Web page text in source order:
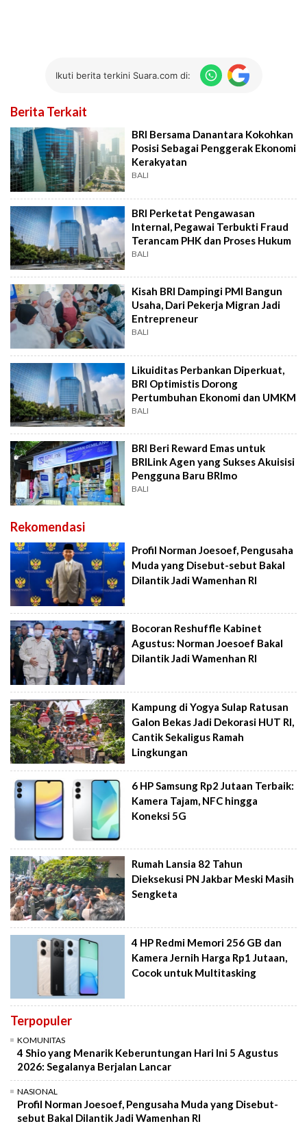
Ikuti berita terkini Suara.com di:
Berita Terkait
BRI Bersama Danantara Kokohkan
Posisi Sebagai Penggerak Ekonomi
Kerakyatan
BALI
BRI Perketat Pengawasan
Internal, Pegawai Terbukti Fraud
Terancam PHK dan Proses Hukum
BALI
Kisah BRI Dampingi PMI Bangun
Usaha, Dari Pekerja Migran Jadi
Entrepreneur
BALI
Likuiditas Perbankan Diperkuat,
BRI Optimistis Dorong
Pertumbuhan Ekonomi dan UMKM
BALI
BRI Beri Reward Emas untuk
BRILink Agen yang Sukses Akuisisi
Pengguna Baru BRImo
BALI
Rekomendasi
Profil Norman Joesoef, Pengusaha
Muda yang Disebut-sebut Bakal
Dilantik Jadi Wamenhan RI
Bocoran Reshuffle Kabinet
Agustus: Norman Joesoef Bakal
Dilantik Jadi Wamenhan RI
Kampung di Yogya Sulap Ratusan
Galon Bekas Jadi Dekorasi HUT RI,
Cantik Sekaligus Ramah
Lingkungan
6 HP Samsung Rp2 Jutaan Terbaik:
Kamera Tajam, NFC hingga
Koneksi 5G
Rumah Lansia 82 Tahun
Dieksekusi PN Jakbar Meski Masih
Sengketa
4 HP Redmi Memori 256 GB dan
Kamera Jernih Harga Rp1 Jutaan,
Cocok untuk Multitasking
Terpopuler
KOMUNITAS
4 Shio yang Menarik Keberuntungan Hari Ini 5 Agustus
2026: Segalanya Berjalan Lancar
NASIONAL
Profil Norman Joesoef, Pengusaha Muda yang Disebut-
sebut Bakal Dilantik Jadi Wamenhan RI